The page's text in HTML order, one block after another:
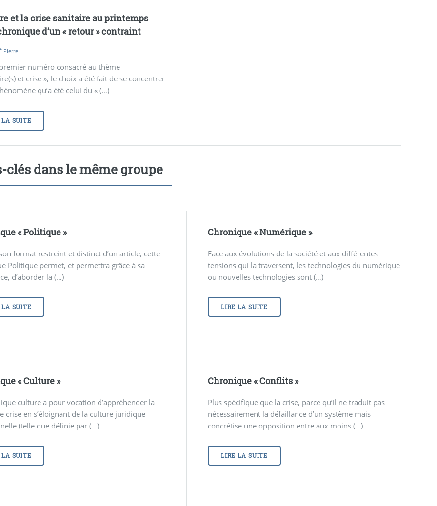
et la crise sanitaire au printemps
d’un «retour » contraint
Pierre
numéro consacré au thème
et crise », le choix a été fait de se concentrer
qu’a été celui du « (…)
LA SUITE
clés dans le même groupe
«Politique »
format restreint et distinct d’un article, cette
Politique permet, et permettra grâce à sa
d’aborder la (…)
LA SUITE
Chronique «Numérique »
Face aux évolutions de la société et aux différentes
tensions qui la traversent, les technologies du numérique
ou nouvelles technologies sont (…)
LIRE LA SUITE
«Culture »
culture a pour vocation d’appréhender la
crise en s’éloignant de la culture juridique
(telle que définie par (…)
LA SUITE
Chronique «Conflits »
Plus spécifique que la crise, parce qu’il ne traduit pas
nécessairement la défaillance d’un système mais
concrétise une opposition entre aux moins (…)
LIRE LA SUITE